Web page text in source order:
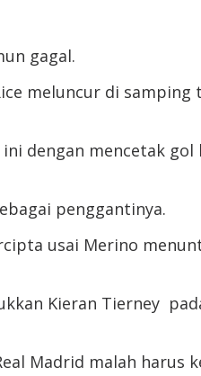
gagal.
meluncur di
dengan mencetak
penggantinya.
usai Merino
Kieran Tierney
Madrid malah harus